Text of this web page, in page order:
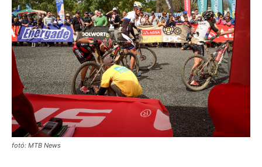
fotó: MTB News